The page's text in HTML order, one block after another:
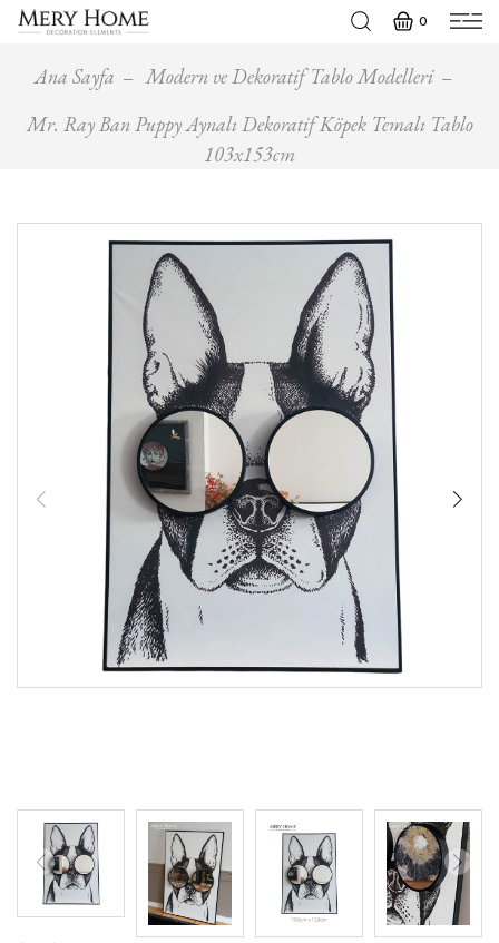
0
Ana Sayfa
Modern ve Dekoratif Tablo Modelleri
Mr. Ray Ban Puppy Aynalı Dekoratif Köpek Temalı Tablo
103x153cm